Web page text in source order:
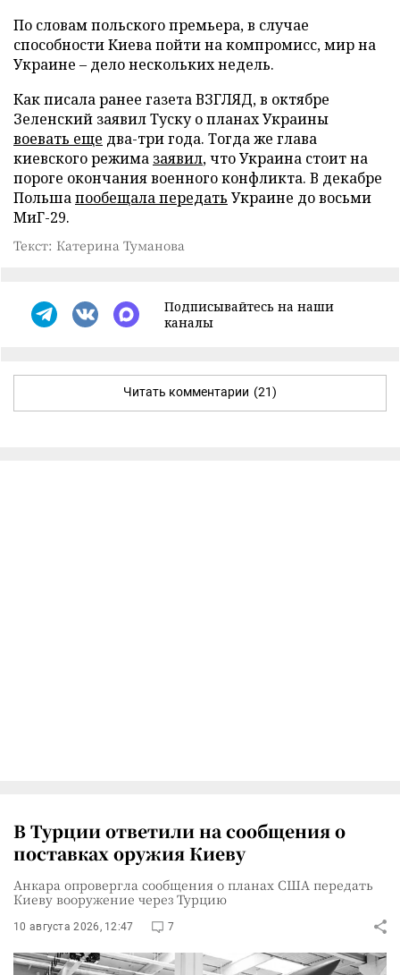
По словам польского премьера, в случае
способности Киева пойти на компромисс, мир на
Украине – дело нескольких недель.
Как писала ранее газета ВЗГЛЯД, в октябре
Зеленский заявил Туску о планах Украины
воевать еще два-три года. Тогда же глава
киевского режима заявил, что Украина стоит на
пороге окончания военного конфликта. В декабре
Польшапообещала передать Украине до восьми
МиГ-29.
Текст: Катерина Туманова
Подписывайтесь на наши
каналы
Читать комментарии (21)
В Турции ответили на сообщения о
поставках оружия Киеву
Анкара опровергла сообщения о планах США передать
Киеву вооружение через Турцию
10 августа 2026, 12:47 7